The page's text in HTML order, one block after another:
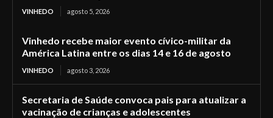
VINHEDO agosto 5, 2026
Vinhedo recebe maior evento cívico-militar da
América Latina entre os dias 14 e 16 de agosto
VINHEDO agosto 3, 2026
Secretaria de Saúde convoca pais para atualizar a
vacinação de crianças e adolescentes